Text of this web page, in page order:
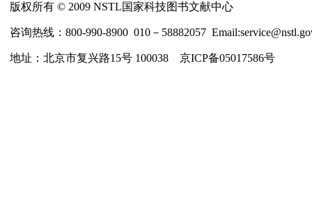
版权所有 © 2009 NSTL国家科技图书文献中心
咨询热线：800-990-8900 010－58882057
地址：北京市复兴路15号 100038 京ICP备05017586号